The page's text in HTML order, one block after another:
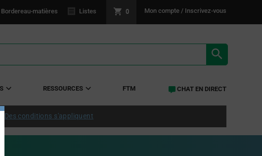
Bordereau-matières Listes 0 Mon compte / Inscrivez-vous
RESSOURCES FTM CHAT EN DIRECT
Des conditions s'appliquent